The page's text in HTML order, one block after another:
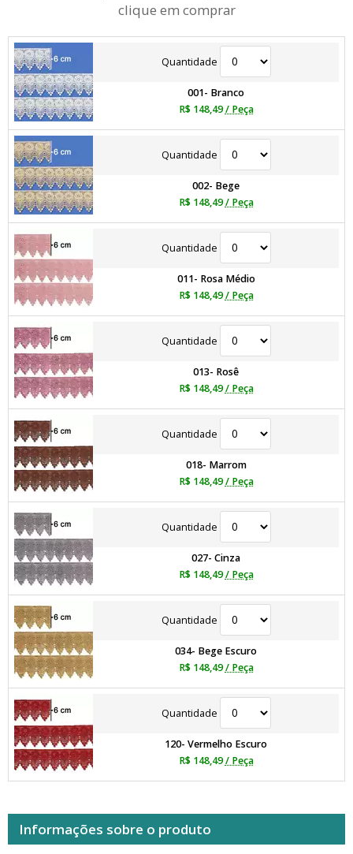
clique em comprar
Quantidade
001- Branco
R$ 148,49 / Peça
Quantidade
002- Bege
R$ 148,49 / Peça
Quantidade
011- Rosa Médio
R$ 148,49 / Peça
Quantidade
013- Rosê
R$ 148,49 / Peça
Quantidade
018- Marrom
R$ 148,49 / Peça
Quantidade
027- Cinza
R$ 148,49 / Peça
Quantidade
034- Bege Escuro
R$ 148,49 / Peça
Quantidade
120- Vermelho Escuro
R$ 148,49 / Peça
Informações sobre o produto